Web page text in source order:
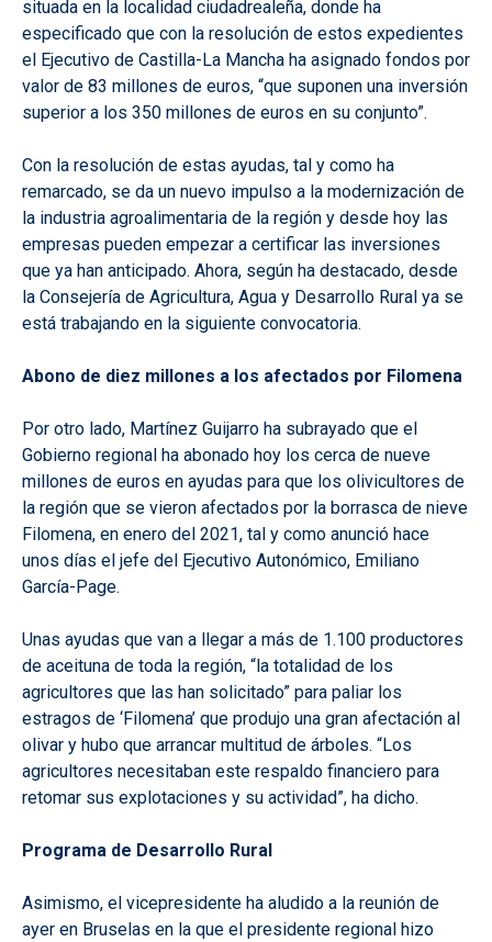
situada en la localidad ciudadrealeña, donde ha
especificado que con la resolución de estos expedientes
el Ejecutivo de Castilla-La Mancha ha asignado fondos por
valor de 83 millones de euros, “que suponen una inversión
superior a los 350 millones de euros en su conjunto”.
Con la resolución de estas ayudas, tal y como ha
remarcado, se da un nuevo impulso a la modernización de
la industria agroalimentaria de la región y desde hoy las
empresas pueden empezar a certificar las inversiones
que ya han anticipado. Ahora, según ha destacado, desde
la Consejería de Agricultura, Agua y Desarrollo Rural ya se
está trabajando en la siguiente convocatoria.
Abono de diez millones a los afectados por Filomena
Por otro lado, Martínez Guijarro ha subrayado que el
Gobierno regional ha abonado hoy los cerca de nueve
millones de euros en ayudas para que los olivicultores de
la región que se vieron afectados por la borrasca de nieve
Filomena, en enero del 2021, tal y como anunció hace
unos días el jefe del Ejecutivo Autonómico, Emiliano
García-Page.
Unas ayudas que van a llegar a más de 1.100 productores
de aceituna de toda la región, “la totalidad de los
agricultores que las han solicitado” para paliar los
estragos de ‘Filomena’ que produjo una gran afectación al
olivar y hubo que arrancar multitud de árboles. “Los
agricultores necesitaban este respaldo financiero para
retomar sus explotaciones y su actividad”, ha dicho.
Programa de Desarrollo Rural
Asimismo, el vicepresidente ha aludido a la reunión de
ayer en Bruselas en la que el presidente regional hizo